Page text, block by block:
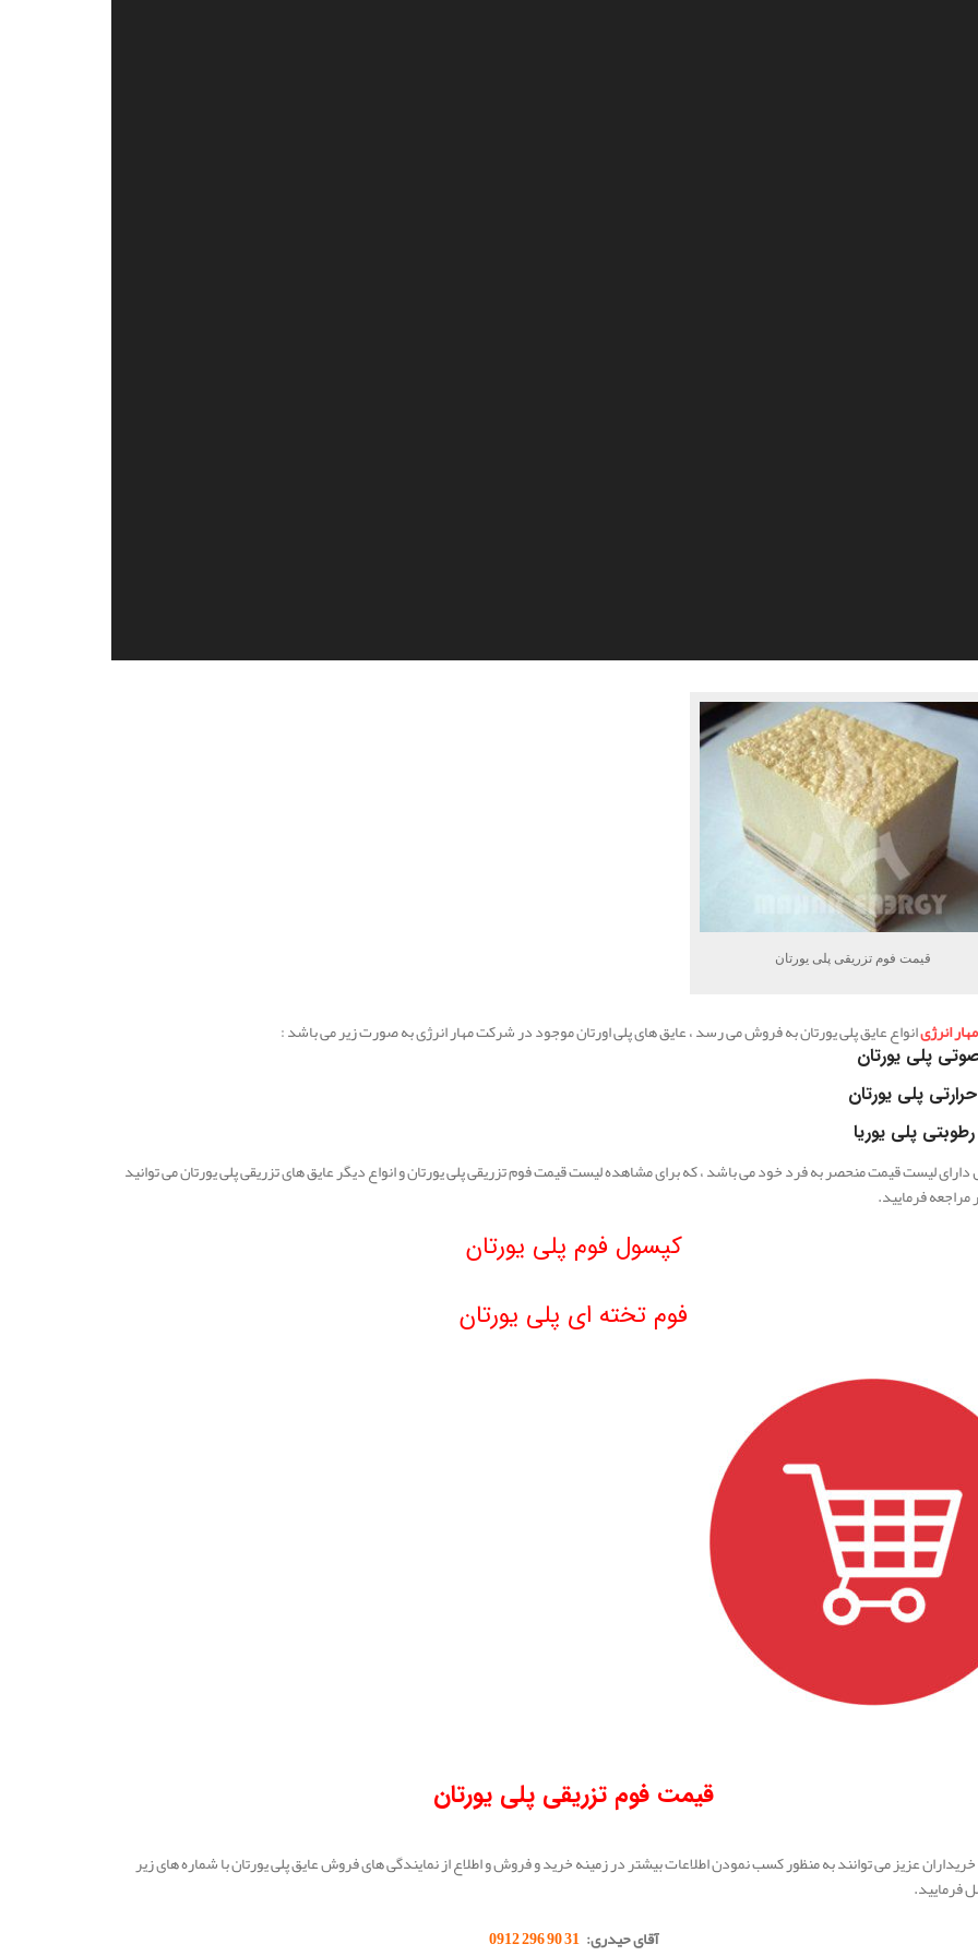
قیمت فوم تزریقی پلی یورتان
انرژیانواع عایق پلی یورتان به فروش می رسد ، عایق های پلی اورتان موجود در شرکت مهار انرژی به صورت زیر می باشد :
پلی یورتان
پلی یورتان
پلی یوریا
لیست قیمت منحصر به فرد خود می باشد ، که برای مشاهده لیست قیمت فوم تزریقی پلی یورتان و انواع دیگر عایق های تزریقی پلی یورتان می توانید
مراجعه فرمایید.
کپسول فوم پلی یورتان
فوم تخته ای پلی یورتان
قیمت فوم تزریقی پلی یورتان
عزیز می توانند به منظور کسب نمودن اطلاعات بیشتر در زمینه خرید و فروش و اطلاع از نمایندگی های فروش عایق پلی یورتان با شماره های زیر
فرمایید.
آقای حیدری: 31 90 296 0912